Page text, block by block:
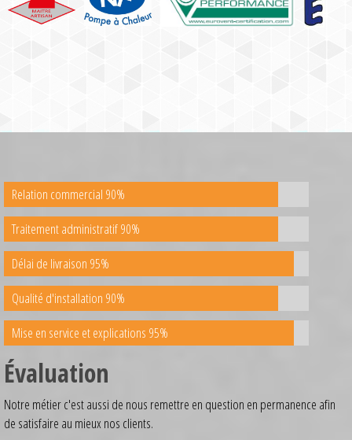
Relation commercial 90%
Traitement administratif 90%
Délai de livraison 95%
Qualité d'installation 90%
Mise en service et explications 95%
Évaluation
Notre métier c'est aussi de nous remettre en question en permanence afin
de satisfaire au mieux nos clients.